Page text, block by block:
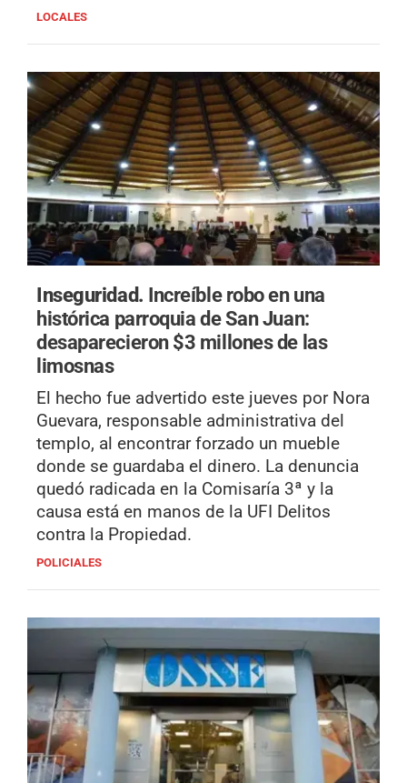
LOCALES
Inseguridad. Increíble robo en una
histórica parroquia de San Juan:
desaparecieron $3 millones de las
limosnas
El hecho fue advertido este jueves por Nora
Guevara, responsable administrativa del
templo, al encontrar forzado un mueble
donde se guardaba el dinero. La denuncia
quedó radicada en la Comisaría 3ª y la
causa está en manos de la UFI Delitos
contra la Propiedad.
POLICIALES